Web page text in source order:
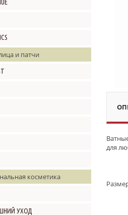
и патчи
косметика
УХОД
для